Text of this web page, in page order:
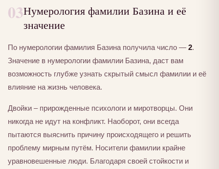
03Нумерология фамилии Базина и её
значение
По нумерологии фамилия Базина получила число — 2.
Значение в нумерологии фамилии Базина, даст вам
возможность глубже узнать скрытый смысл фамилии и её
влияние на жизнь человека.
Двойки – прирожденные психологи и миротворцы. Они
никогда не идут на конфликт. Наоборот, они всегда
пытаются выяснить причину происходящего и решить
проблему мирным путём. Носители фамилии крайне
уравновешенные люди. Благодаря своей стойкости и